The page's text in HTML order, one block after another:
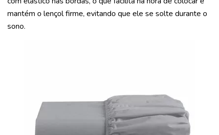
mantém o lençol firme, evitando que ele se solte durante o
sono.